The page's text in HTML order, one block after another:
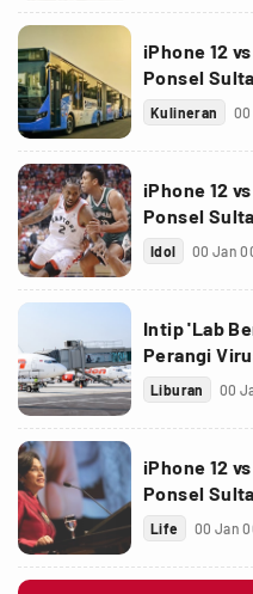
iPhone 12
Ponsel
Kulineran
iPhone 12
Ponsel
Idol 00 Jan
Intip 'Lab
Perangi
Liburan 00
iPhone 12
Ponsel
Life 00 Jan